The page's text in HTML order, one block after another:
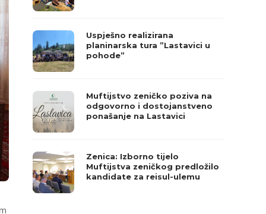
Uspješno realizirana
planinarska tura ”Lastavici u
pohode”
Muftijstvo zeničko poziva na
odgovorno i dostojanstveno
ponašanje na Lastavici
Zenica: Izborno tijelo
Muftijstva zeničkog predložilo
kandidate za reisul-ulemu